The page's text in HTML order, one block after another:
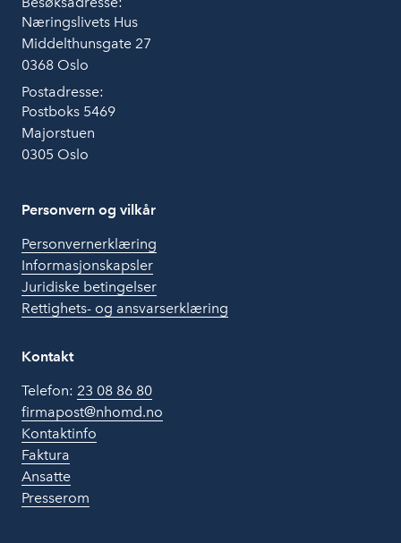
Næringslivets Hus
Middelthunsgate 27
0368 Oslo
Postadresse:
Postboks 5469
Majorstuen
0305 Oslo
Personvern og vilkår
Personvernerklæring
Informasjonskapsler
Juridiske betingelser
Rettighets- og ansvarserklæring
Kontakt
Telefon: 23 08 86 80
firmapost@nhomd.no
Kontaktinfo
Faktura
Ansatte
Presserom